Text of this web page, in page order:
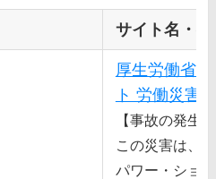
サイト名・
厚生労働省
ト 労働災害
【事故の発生
この災害は、
パワー・ショベ